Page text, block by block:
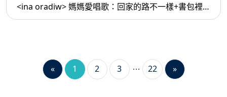
<ina oradiw> 媽媽愛唱歌：回家的路不一樣+書包裡
的秘密 3.< ina Masa’sa >媽媽放輕鬆:有媽的孩子最幸
« 1 2 3 22 »